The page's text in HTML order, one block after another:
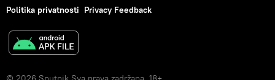
Politika privatnosti Privacy Feedback